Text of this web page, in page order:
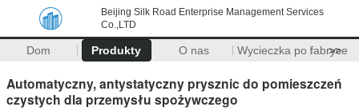
Beijing Silk Road Enterprise Management Services
Co.,LTD
Dom Produkty O nas Wycieczka po fabryce
>>
Automatyczny, antystatyczny prysznic do pomieszczeń
czystych dla przemysłu spożywczego